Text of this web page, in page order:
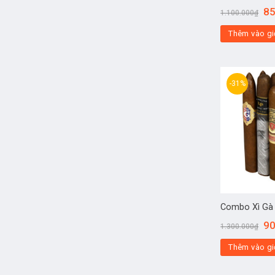
1.100.000₫
Thêm vào
-31%
Combo Xì
1.300.000₫
Thêm vào